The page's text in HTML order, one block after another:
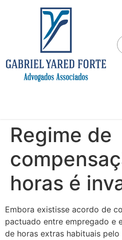
Regime de
horas é
Embora existisse acordo de
pactuado entre empregado e
de horas extras habituais